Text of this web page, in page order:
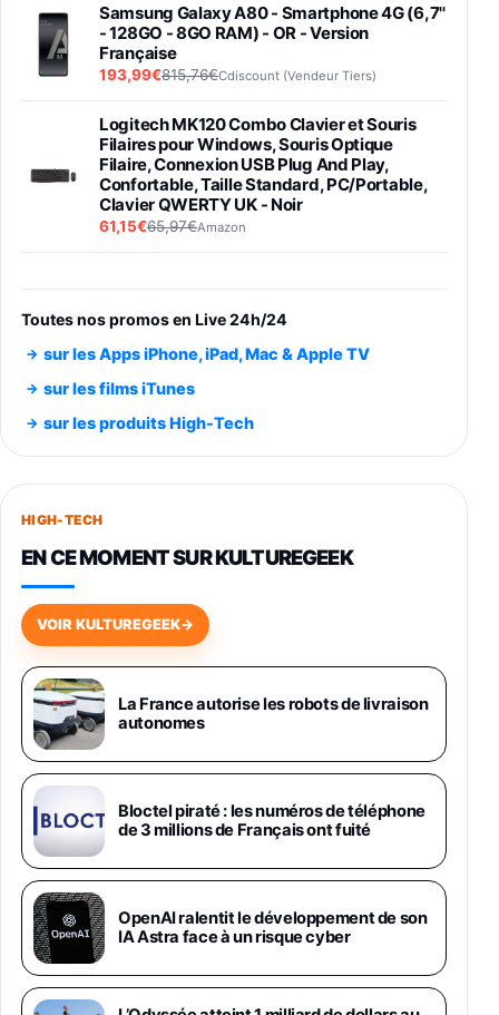
Samsung Galaxy A80 - Smartphone 4G (6,7''
- 128GO - 8GO RAM) - OR - Version
Française
193,99€815,76€Cdiscount (Vendeur Tiers)
Logitech MK120 Combo Clavier et Souris
Filaires pour Windows, Souris Optique
Filaire, Connexion USB Plug And Play,
Confortable, Taille Standard, PC/Portable,
Clavier QWERTY UK - Noir
61,15€65,97€Amazon
entraénement direct 3 vitesses (33-45-78
trs/min) avec pre-ampli intégré et port USB
Smartphone SAMSUNG Galaxy S26 Ultra
891,99€1199€Fnac (Vendeur Tiers)
Smartphone SAMSUNG Galaxy S26+ Violet
749,99€
648,63€834,71€
Samsung Galaxy Miracle Ultra, Smartphone
Android 5G avec Galaxy AI, 512 Go,
Chargeur Secteur Rapide 25W Inclus,
Smartphone déverrouillé, Noir, Version FR
1019€
Galaxy S26 Ultra 512 Go Bleu
1019€1399€Fnac (Vendeur Tiers)
Galaxy S26 Ultra 256 Go Violet
892€1199€Fnac (Vendeur Tiers)
Philips SHK2000BL - Casque Enfant - Bleu &
Répartiteur Audio 5 Casques, Blanc
Toutes nos promos en Live 24h/24
sur les Apps iPhone, iPad, Mac & Apple TV
sur les films iTunes
sur les produits High-Tech
HIGH-TECH
EN CE MOMENT SUR KULTUREGEEK
VOIR KULTUREGEEK→
La France autorise les robots de livraison
autonomes
Bloctel piraté : les numéros de téléphone
de 3 millions de Français ont fuité
OpenAI ralentit le développement de son
IA Astra face à un risque cyber